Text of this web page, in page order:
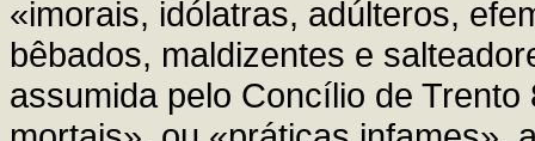
«imorais, idólatras, adúlteros,
bêbados, maldizentes e
assumida pelo Concílio de